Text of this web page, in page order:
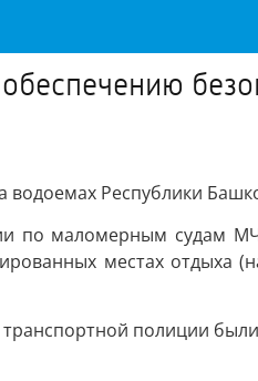
Республики
по маломерным судам
местах
полиции